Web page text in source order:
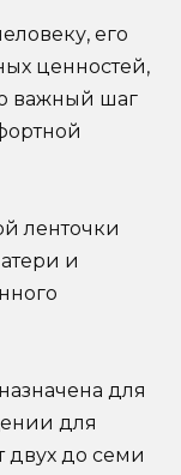
его
ценностей,
важный шаг
ленточки
и
для
для
двух до семи